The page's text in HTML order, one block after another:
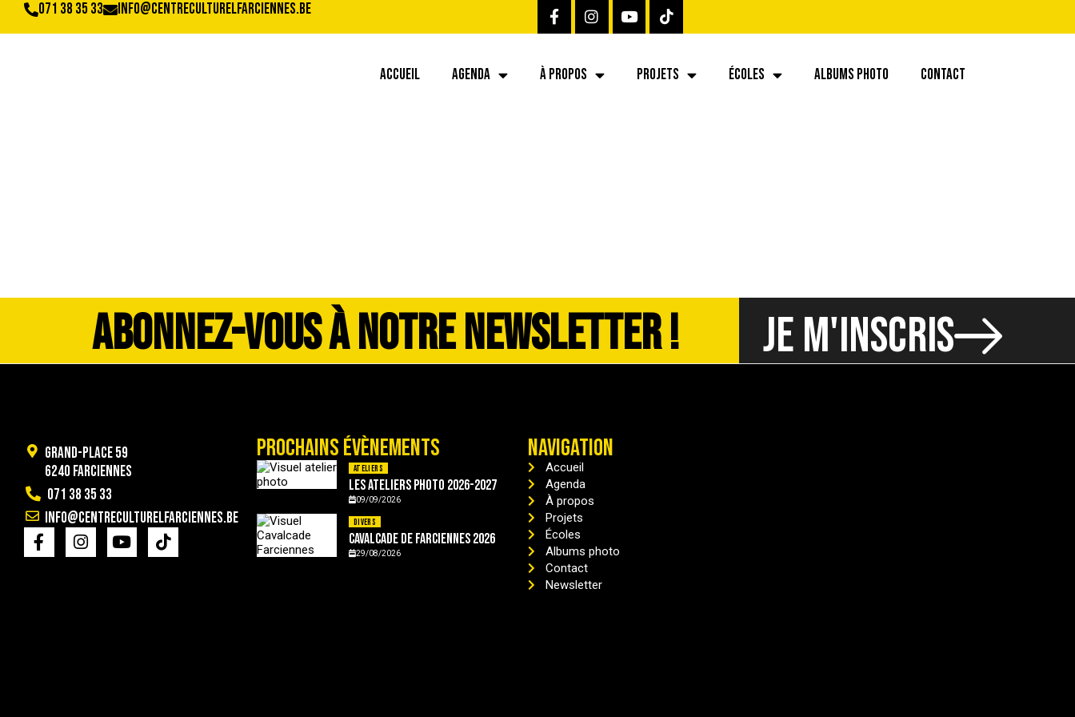
071 38 35 33 info@centreculturelfarciennes.be
ACCUEIL AGENDA À PROPOS PROJETS ÉCOLES ALBUMS PHOTO CONTACT
ABONNEZ-VOUS À NOTRE NEWSLETTER ! JE M'INSCRIS
Grand-Place 59
6240 Farciennes
071 38 35 33
info@centreculturelfarciennes.be
PROCHAINS ÉVÈNEMENTS
Ateliers
Les ateliers photo 2026-2027
09/09/2026
Divers
Cavalcade de Farciennes 2026
29/08/2026
NAVIGATION
Accueil
Agenda
À propos
Projets
Écoles
Albums photo
Contact
Newsletter